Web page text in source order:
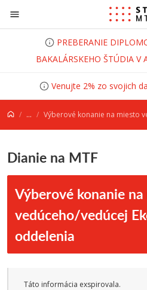
Prejsť na obsah
PREBERANIE
BAKALÁRSKEHO ŠTÚDIA V
Venujte 2% zo svojich
... Výberové konanie na miesto vedúceho/
Dianie na MTF
Výberové konanie
vedúceho/vedúcej
oddelenia
Táto informácia exspirovala.